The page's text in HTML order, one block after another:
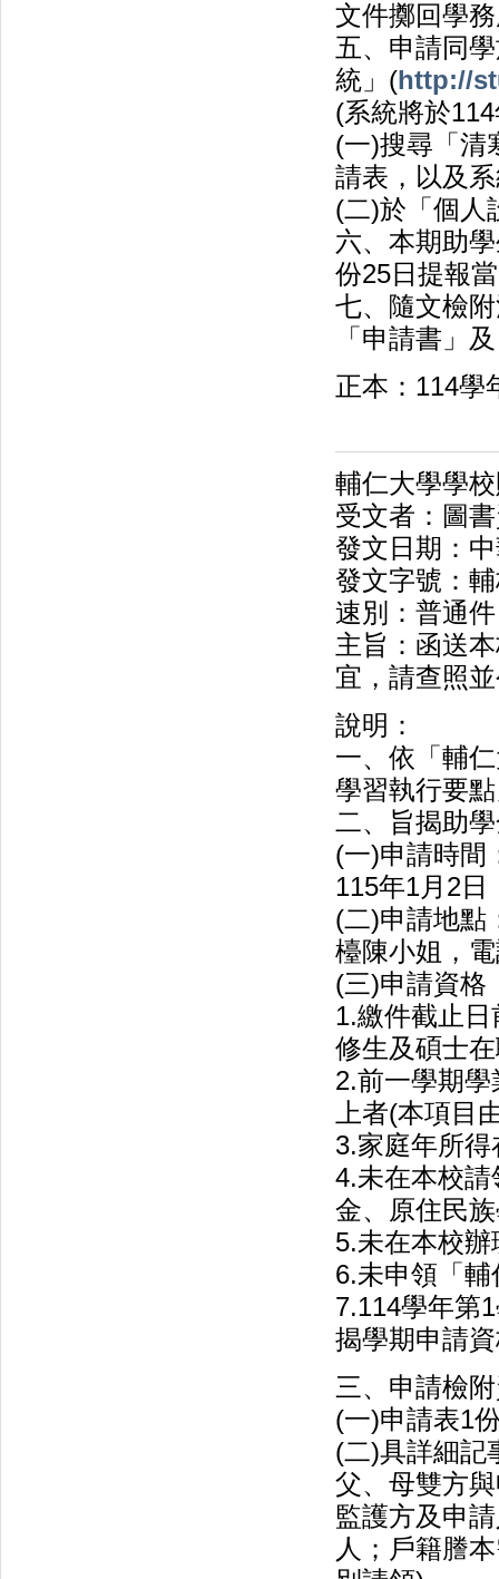
文件擲回學
五、申請同
統」(http://
(系統將於
(一)搜尋「清
請表，以及
(二)於「個人
六、本期助
份25日提報
七、隨文檢
「申請書」
正本：114學
輔仁大學學
受文者：圖
發文日期：
發文字號：
速別：普通件
主旨：函送
宜，請查照
說明：
一、依「輔
學習執行要
二、旨揭助
(一)申請時間
115年1月2日
(二)申請地點
檯陳小姐，
(三)申請資格
1.繳件截止
修生及碩士
2.前一學期
上者(本項目
3.家庭年所
4.未在本校
金、原住民
5.未在本校
6.未申領「
7.114學年第
揭學期申請
三、申請檢
(一)申請表1
(二)具詳細記
父、母雙方
監護方及申
人；戶籍謄